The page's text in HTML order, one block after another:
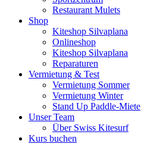
Restaurant Mulets
Shop
Kiteshop Silvaplana
Onlineshop
Kiteshop Silvaplana
Reparaturen
Vermietung & Test
Vermietung Sommer
Vermietung Winter
Stand Up Paddle-Miete
Unser Team
Über Swiss Kitesurf
Kurs buchen